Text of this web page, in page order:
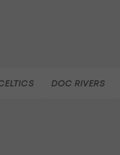
DOC RIVERS